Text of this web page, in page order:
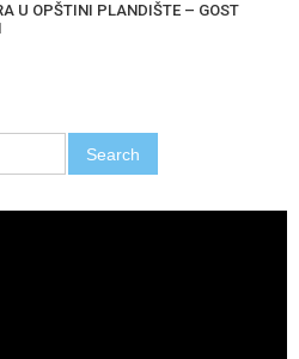
U OPŠTINI PLANDIŠTE – GOST